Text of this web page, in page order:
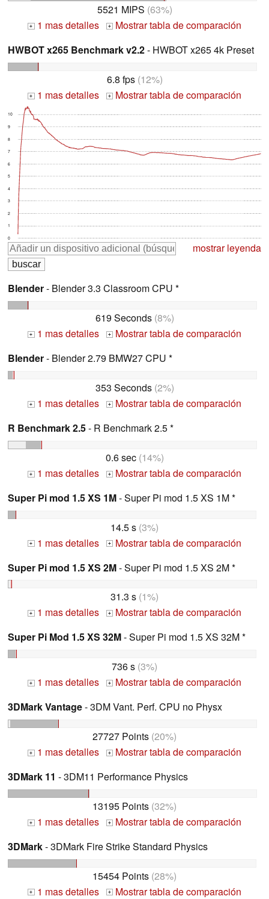
5521 MIPS (63%)
+ 1 mas detalles +
Mostrar tabla de comparación
HWBOT x265 Benchmark v2.2- HWBOT x265 4k Preset
6.8 fps(12%)
+ 1 mas detalles + Mostrar tabla de comparación
0
1
2
3
4
5
6
7
8
9
10
mostrar leyenda
Blender- Blender 3.3 Classroom CPU *
619 Seconds(8%)
+ 1 mas detalles +
Mostrar tabla de comparación
Blender- Blender 2.79 BMW27 CPU *
353 Seconds(2%)
+ 1 mas detalles +
Mostrar tabla de comparación
R Benchmark 2.5- R Benchmark 2.5 *
0.6 sec(14%)
+ 1 mas detalles +
Mostrar tabla de comparación
Super Pi mod 1.5 XS 1M- Super Pi mod 1.5 XS 1M *
14.5 s (3%)
+ 1 mas detalles +
Mostrar tabla de comparación
Super Pi mod 1.5 XS 2M- Super Pi mod 1.5 XS 2M *
31.3 s (1%)
+ 1 mas detalles +
Mostrar tabla de comparación
Super Pi Mod 1.5 XS 32M- Super Pi mod 1.5 XS 32M *
736 s (3%)
+ 1 mas detalles +
Mostrar tabla de comparación
3DMark Vantage- 3DM Vant. Perf. CPU no Physx
27727 Points (20%)
+ 1 mas detalles +
Mostrar tabla de comparación
3DMark 11 - 3DM11 Performance Physics
13195 Points (32%)
+ 1 mas detalles +
Mostrar tabla de comparación
3DMark- 3DMark Fire Strike Standard Physics
15454 Points (28%)
+ 1 mas detalles +
Mostrar tabla de comparación